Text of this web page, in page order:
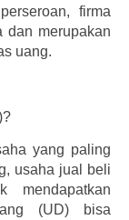
firma
dan merupakan
uang.
yang paling
usaha jual beli
mendapatkan
(UD) bisa